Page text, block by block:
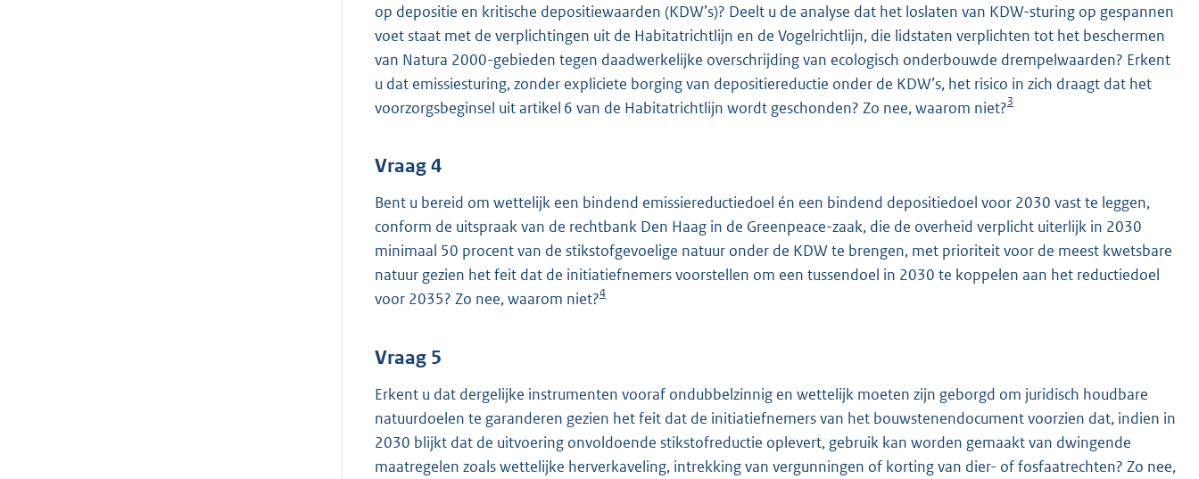
op depositie en kritische depositiewaarden (KDW’s)? Deelt u de analyse dat het loslaten van KDW-sturing op gespannen
voet staat met de verplichtingen uit de Habitatrichtlijn en de Vogelrichtlijn, die lidstaten verplichten tot het beschermen
van Natura 2000-gebieden tegen daadwerkelijke overschrijding van ecologisch onderbouwde drempelwaarden? Erkent
u dat emissiesturing, zonder expliciete borging van depositiereductie onder de KDW’s, het risico in zich draagt dat het
voorzorgsbeginsel uit artikel 6 van de Habitatrichtlijn wordt geschonden? Zo nee, waarom niet?3
Vraag 4
Bent u bereid om wettelijk een bindend emissiereductiedoel én een bindend depositiedoel voor 2030 vast te leggen,
conform de uitspraak van de rechtbank Den Haag in de Greenpeace-zaak, die de overheid verplicht uiterlijk in 2030
minimaal 50 procent van de stikstofgevoelige natuur onder de KDW te brengen, met prioriteit voor de meest kwetsbare
natuur gezien het feit dat de initiatiefnemers voorstellen om een tussendoel in 2030 te koppelen aan het reductiedoel
voor 2035? Zo nee, waarom niet?4
Vraag 5
Erkent u dat dergelijke instrumenten vooraf ondubbelzinnig en wettelijk moeten zijn geborgd om juridisch houdbare
natuurdoelen te garanderen gezien het feit dat de initiatiefnemers van het bouwstenendocument voorzien dat, indien in
2030 blijkt dat de uitvoering onvoldoende stikstofreductie oplevert, gebruik kan worden gemaakt van dwingende
maatregelen zoals wettelijke herverkaveling, intrekking van vergunningen of korting van dier- of fosfaatrechten? Zo nee,